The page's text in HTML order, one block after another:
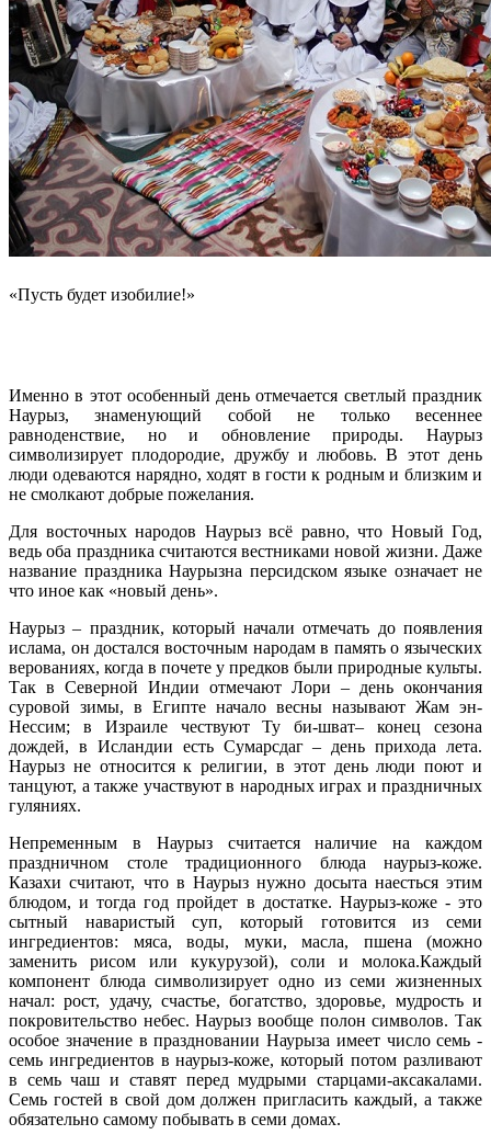
«Пусть будет изобилие!»
Именно в этот особенный день отмечается светлый праздник
Наурыз, знаменующий собой не только весеннее
равноденствие, но и обновление природы. Наурыз
символизирует плодородие, дружбу и любовь. В этот день
люди одеваются нарядно, ходят в гости к родным и близким и
не смолкают добрые пожелания.
Для восточных народов Наурыз всё равно, что Новый Год,
ведь оба праздника считаются вестниками новой жизни. Даже
название праздника Наурызна персидском языке означает не
что иное как «новый день».
Наурыз – праздник, который начали отмечать до появления
ислама, он достался восточным народам в память о языческих
верованиях, когда в почете у предков были природные культы.
Так в Северной Индии отмечают Лори – день окончания
суровой зимы, в Египте начало весны называют Жам эн-
Нессим; в Израиле чествуют Ту би-шват– конец сезона
дождей, в Исландии есть Сумарсдаг – день прихода лета.
Наурыз не относится к религии, в этот день люди поют и
танцуют, а также участвуют в народных играх и праздничных
гуляниях.
Непременным в Наурыз считается наличие на каждом
праздничном столе традиционного блюда наурыз-коже.
Казахи считают, что в Наурыз нужно досыта наесться этим
блюдом, и тогда год пройдет в достатке. Наурыз-коже - это
сытный наваристый суп, который готовится из семи
ингредиентов: мяса, воды, муки, масла, пшена (можно
заменить рисом или кукурузой), соли и молока.Каждый
компонент блюда символизирует одно из семи жизненных
начал: рост, удачу, счастье, богатство, здоровье, мудрость и
покровительство небес. Наурыз вообще полон символов. Так
особое значение в праздновании Наурыза имеет число семь -
семь ингредиентов в наурыз-коже, который потом разливают
в семь чаш и ставят перед мудрыми старцами-аксакалами.
Семь гостей в свой дом должен пригласить каждый, а также
обязательно самому побывать в семи домах.